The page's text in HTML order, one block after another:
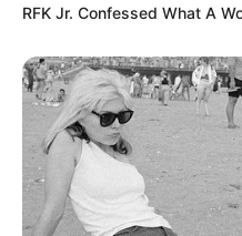
időszak nem maradhat
ha vannak még
ügyek.
Nem bosszú, hanem
Hegedűs Zsolt üzenete
RFK Jr. Confessed What A